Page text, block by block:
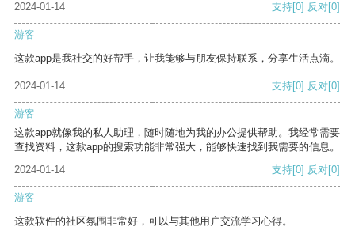
2024-01-14
支持[0] 反对[0]
游客
这款app是我社交的好帮手，让我能够与朋友保持联系，分享生活点滴。
2024-01-14 支持[0] 反对[0]
游客
这款app就像我的私人助理，随时随地为我的办公提供帮助。我经常需要
查找资料，这款app的搜索功能非常强大，能够快速找到我需要的信息。
2024-01-14
支持[0] 反对[0]
游客
这款软件的社区氛围非常好，可以与其他用户交流学习心得。